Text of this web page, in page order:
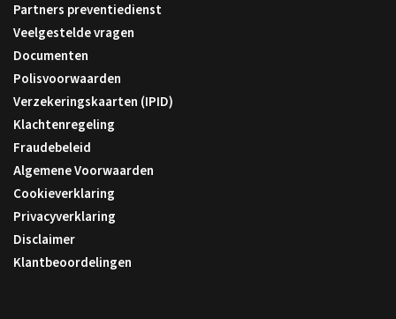
Partners preventiedienst
Veelgestelde vragen
Documenten
Polisvoorwaarden
Verzekeringskaarten (IPID)
Klachtenregeling
Fraudebeleid
Algemene Voorwaarden
Cookieverklaring
Privacyverklaring
Disclaimer
Klantbeoordelingen